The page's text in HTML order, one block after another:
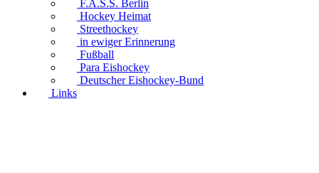
F.A.S.S. Berlin
Hockey Heimat
Streethockey
in ewiger Erinnerung
Fußball
Para Eishockey
Deutscher Eishockey-Bund
Links